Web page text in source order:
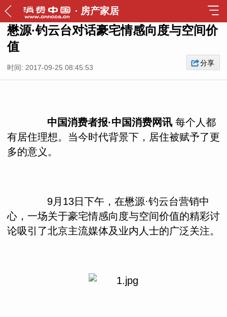
· 房产家居
懋源·钓云台对话豪宅情感向度与空间价
值
时间: 2017-09-25 08:45:53
分享
中国消费者报·中国消费网讯 每个人都
有居住理想。当今时代背景下，居住被赋予了更
多的意义。
9月13日下午，在懋源·钓云台营销中
心，一场关于豪宅情感向度与空间价值的精彩讨
论吸引了北京主流媒体及业内人士的广泛关注。